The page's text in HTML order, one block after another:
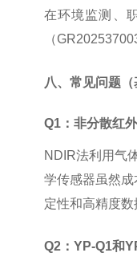
在环境监测、
（
八、常见问题
Q1：非分散红
NDIR法利用气
学传感器虽然
定性和高精度
Q2：YP-Q1和